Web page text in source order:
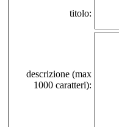
titolo:
descrizione (max
1000 caratteri):